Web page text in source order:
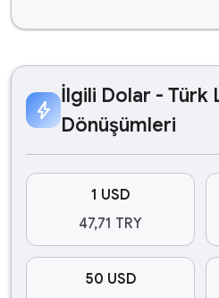
bolt
İlgili Dolar - Türk
Dönüşümleri
1 USD
47,71 TRY
50 USD